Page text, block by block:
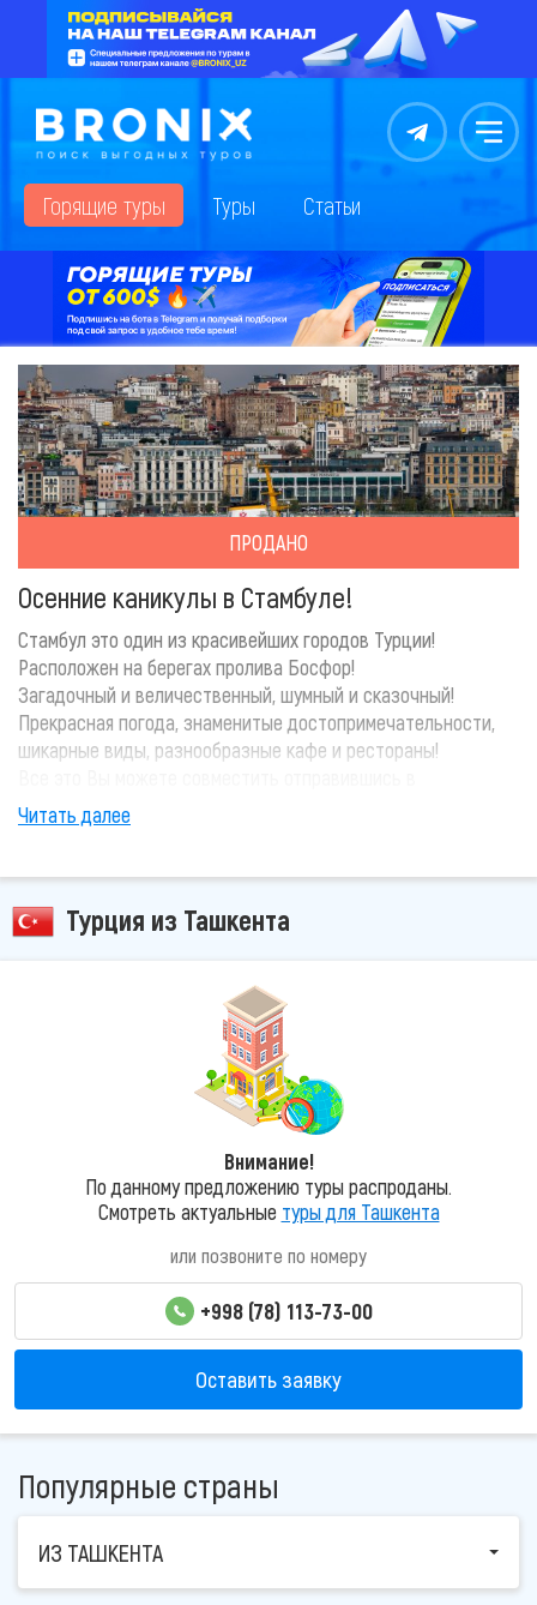
Контакты Меню
Горящие туры Туры Статьи
ПРОДАНО
Осенние каникулы в Стамбуле!
Стамбул это один из красивейших городов Турции!
Расположен на берегах пролива Босфор!
Загадочный и величественный, шумный и сказочный!
Прекрасная погода, знаменитые достопримечательности,
шикарные виды, разнообразные кафе и рестораны!
путешествие по Стамбулу!
У вас появились вопросы после прочитанного? Позвоните
Читать далее
Турция из Ташкента
Внимание!
По данному предложению туры распроданы.
Смотреть актуальные туры для Ташкента
или позвоните по номеру
+998 (78) 113-73-00
Оставить заявку
Популярные страны
ИЗ ТАШКЕНТА